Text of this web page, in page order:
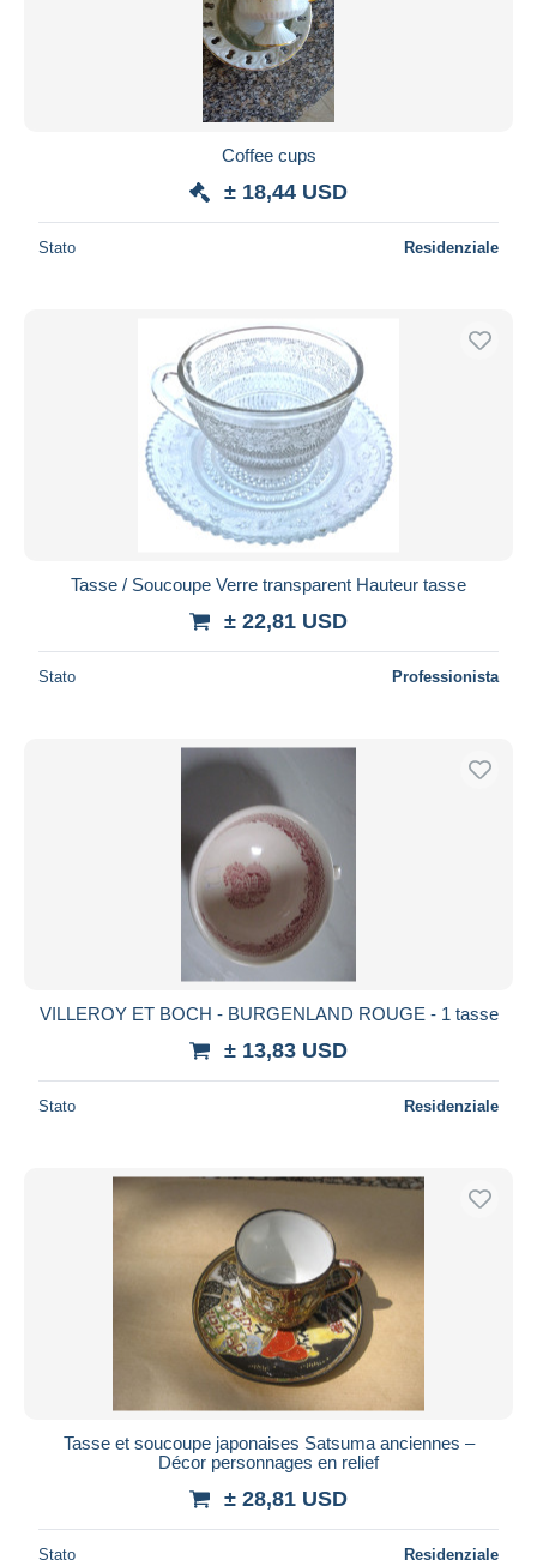
Coffee cups
± 18,44 USD
Stato Residenziale
Tasse / Soucoupe Verre transparent Hauteur tasse
± 22,81 USD
Stato Professionista
VILLEROY ET BOCH - BURGENLAND ROUGE - 1 tasse
± 13,83 USD
Stato Residenziale
Tasse et soucoupe japonaises Satsuma anciennes –
Décor personnages en relief
± 28,81 USD
Stato Residenziale